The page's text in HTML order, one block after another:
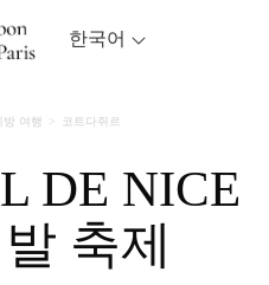
한국어
방 여행 코트다쥐르
축제